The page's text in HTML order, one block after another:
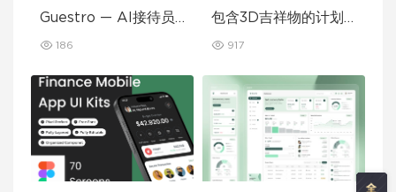
Guestro — AI接待员
186
包含3D吉祥物的计划
计UI套件
917